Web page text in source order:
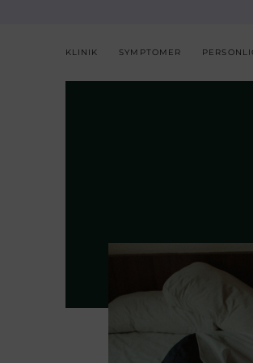
KLINIK SYMPTOMER